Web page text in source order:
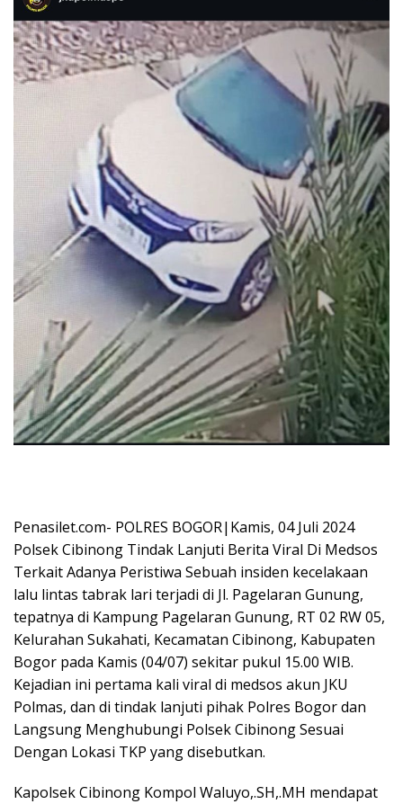
Penasilet.com- POLRES BOGOR|Kamis, 04 Juli 2024
Polsek Cibinong Tindak Lanjuti Berita Viral Di Medsos
Terkait Adanya Peristiwa Sebuah insiden kecelakaan
lalu lintas tabrak lari terjadi di Jl. Pagelaran Gunung,
tepatnya di Kampung Pagelaran Gunung, RT 02 RW 05,
Kelurahan Sukahati, Kecamatan Cibinong, Kabupaten
Bogor pada Kamis (04/07) sekitar pukul 15.00 WIB.
Kejadian ini pertama kali viral di medsos akun JKU
Polmas, dan di tindak lanjuti pihak Polres Bogor dan
Langsung Menghubungi Polsek Cibinong Sesuai
Dengan Lokasi TKP yang disebutkan.
Kapolsek Cibinong Kompol Waluyo,.SH,.MH mendapat